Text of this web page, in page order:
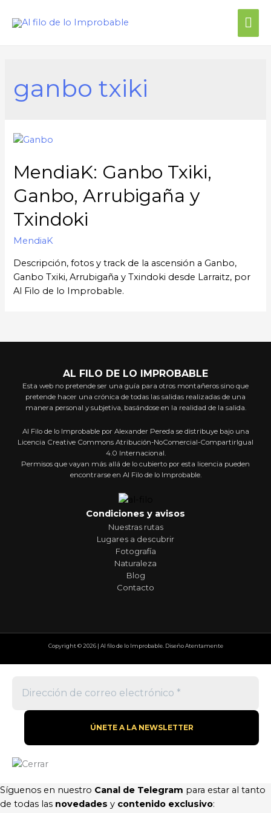
ganbo txiki
MendiaK: Ganbo Txiki,
Ganbo, Arrubigaña y
Txindoki
MendiaK
Descripción, fotos y track de la ascensión a Ganbo,
Ganbo Txiki, Arrubigaña y Txindoki desde Larraitz, por
Al Filo de lo Improbable.
AL FILO DE LO IMPROBABLE
Esta web no pretende ser una guía para otros montañeros sino que
pretende hacer una crónica de todas las salidas realizadas de una
manera personal y subjetiva, basándose en la realidad de la salida.
Al Filo de lo Improbable por Alexander Pereda se distribuye bajo una
Licencia Creative Commons Atribución-NoComercial-CompartirIgual
4.0 Internacional.
Permisos que vayan más allá de lo cubierto por esta licencia pueden
encontrarse en Al Filo de lo Improbable.
Condiciones y avisos
Nuestras rutas
Lugares a descubrir
Fotografía
Naturaleza
Blog
Contacto
Copyright © 2026 | Al filo de lo Improbable. Diseño Atentamente
Síguenos en nuestro Canal de Telegram para estar al tanto
de todas las novedades y contenido exclusivo: